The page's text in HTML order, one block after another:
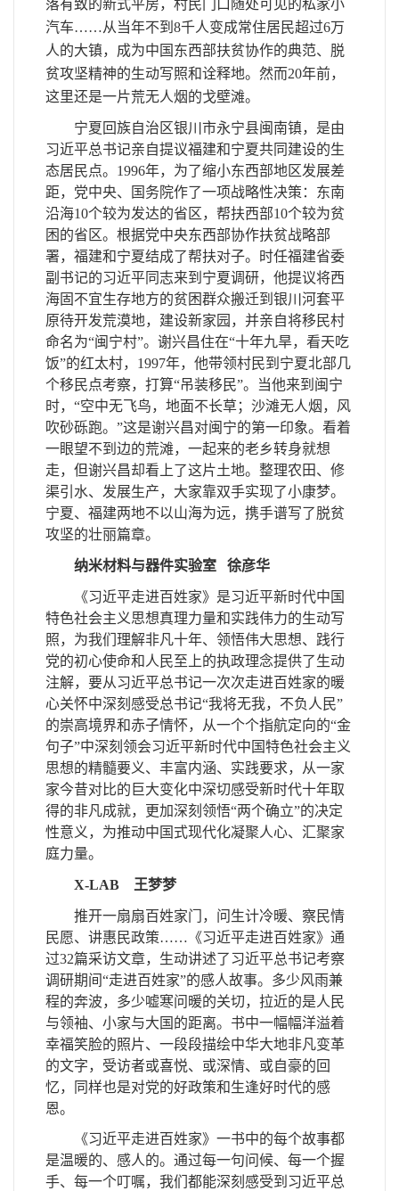
落有致的新式平房，村民门口随处可见的私家小
汽车……从当年不到8千人变成常住居民超过6万
人的大镇，成为中国东西部扶贫协作的典范、脱
贫攻坚精神的生动写照和诠释地。然而20年前，
这里还是一片荒无人烟的戈壁滩。
宁夏回族自治区银川市永宁县闽南镇，是由
习近平总书记亲自提议福建和宁夏共同建设的生
态居民点。1996年，为了缩小东西部地区发展差
距，党中央、国务院作了一项战略性决策：东南
沿海10个较为发达的省区，帮扶西部10个较为贫
困的省区。根据党中央东西部协作扶贫战略部
署，福建和宁夏结成了帮扶对子。时任福建省委
副书记的习近平同志来到宁夏调研，他提议将西
海固不宜生存地方的贫困群众搬迁到银川河套平
原待开发荒漠地，建设新家园，并亲自将移民村
命名为“闽宁村”。谢兴昌住在“十年九旱，看天吃
饭”的红太村，1997年，他带领村民到宁夏北部几
个移民点考察，打算“吊装移民”。当他来到闽宁
时，“空中无飞鸟，地面不长草；沙滩无人烟，风
吹砂砾跑。”这是谢兴昌对闽宁的第一印象。看着
一眼望不到边的荒滩，一起来的老乡转身就想
走，但谢兴昌却看上了这片土地。整理农田、修
渠引水、发展生产，大家靠双手实现了小康梦。
宁夏、福建两地不以山海为远，携手谱写了脱贫
攻坚的壮丽篇章。
纳米材料与器件实验室 徐彦华
《习近平走进百姓家》是习近平新时代中国
特色社会主义思想真理力量和实践伟力的生动写
照，为我们理解非凡十年、领悟伟大思想、践行
党的初心使命和人民至上的执政理念提供了生动
注解，要从习近平总书记一次次走进百姓家的暖
心关怀中深刻感受总书记“我将无我，不负人民”
的崇高境界和赤子情怀，从一个个指航定向的“金
句子”中深刻领会习近平新时代中国特色社会主义
思想的精髓要义、丰富内涵、实践要求，从一家
家今昔对比的巨大变化中深切感受新时代十年取
得的非凡成就，更加深刻领悟“两个确立”的决定
性意义，为推动中国式现代化凝聚人心、汇聚家
庭力量。
X-LAB 王梦梦
推开一扇扇百姓家门，问生计冷暖、察民情
民愿、讲惠民政策……《习近平走进百姓家》通
过32篇采访文章，生动讲述了习近平总书记考察
调研期间“走进百姓家”的感人故事。多少风雨兼
程的奔波，多少嘘寒问暖的关切，拉近的是人民
与领袖、小家与大国的距离。书中一幅幅洋溢着
幸福笑脸的照片、一段段描绘中华大地非凡变革
的文字，受访者或喜悦、或深情、或自豪的回
忆，同样也是对党的好政策和生逢好时代的感
恩。
《习近平走进百姓家》一书中的每个故事都
是温暖的、感人的。通过每一句问候、每一个握
手、每一个叮嘱，我们都能深刻感受到习近平总